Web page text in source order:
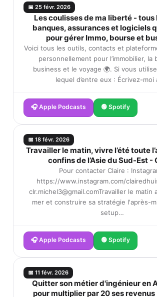
📅 25 févr. 2026
Les coulisses de ma liberté - tous
banques, assurances et logiciels
pour gérer Immo, bourse et
Voici tous les outils, contacts et
personnellement pour l’immobilier, la
business et le voyage 🌍. Si vous
lequel d’entre eux : Écrivez-moi
🎧 Apple Podcasts 🟢 Spotify
📅 18 févr. 2026
Travailler le matin, vivre l’été toute
confins de l’Asie du Sud-Est -
Pour contacter Claire :
https://www.instagram.com/
clr.michel3@gmail.comTravailler le matin
mer et construire sa stratégie l'après-
setup…
🎧 Apple Podcasts 🟢 Spotify
📅 11 févr. 2026
Quitter son métier d'ingénieur en
pour multiplier par 20 ses